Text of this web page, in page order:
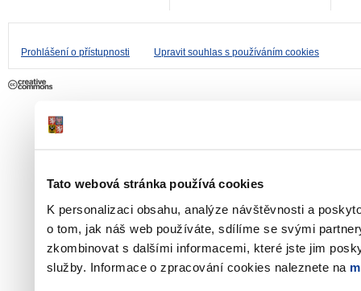
Tato webová stránka používá cookies
K personalizaci obsahu, analýze návštěvnosti a
o tom, jak náš web používáte, sdílíme se svými
zkombinovat s dalšími informacemi, které jste jim
služby. Informace o zpracování cookies naleznete na
Prohlášení o přístupnosti Upravit souhlas s používáním cookies